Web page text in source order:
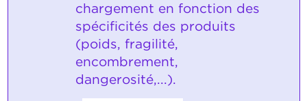
chargement en fonction des
spécificités des produits
(poids, fragilité,
encombrement,
dangerosité,...).